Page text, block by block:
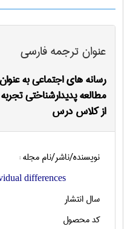
عنوان ترجمه فارسی
رسانه های اجتماعی به
مطالعه پدیدارشناختی
از کلاس درس
نویسنده/ناشر/نام مجله :
differences
سال انتشار
کد محصول